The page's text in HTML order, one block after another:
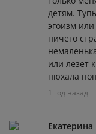
детям.
эгоизм
ничего
или лезет
нюхала
1 год назад